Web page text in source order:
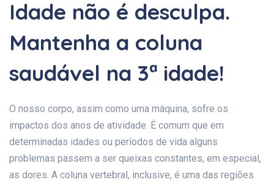
Idade não é desculpa.
Mantenha a coluna
saudável na 3ª idade!
O nosso corpo, assim como uma máquina, sofre os
impactos dos anos de atividade. É comum que em
determinadas idades ou períodos de vida alguns
problemas passem a ser queixas constantes, em especial,
as dores. A coluna vertebral, inclusive, é uma das regiões